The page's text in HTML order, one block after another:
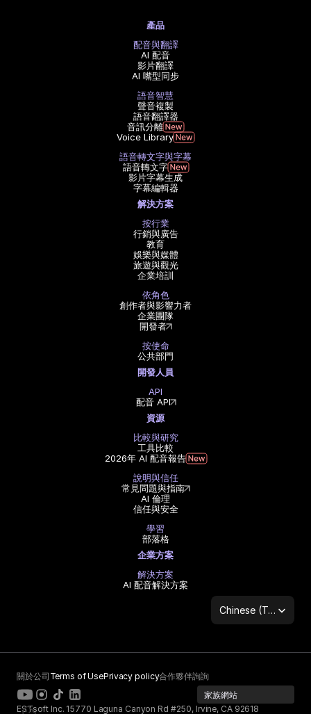
產品
配音與翻譯
AI 配音
影片翻譯
AI 嘴型同步
語音智慧
聲音複製
語音翻譯器
音訊分離
Voice Library
語音轉文字與字幕
語音轉文字
影片字幕生成
字幕編輯器
解決方案
按行業
行銷與廣告
教育
娛樂與媒體
旅遊與觀光
企業培訓
依角色
創作者與影響力者
企業團隊
開發者
按使命
公共部門
開發人員
API
配音 API
資源
比較與研究
工具比較
2026年 AI 配音報告
說明與信任
常見問題與指南
AI 倫理
信任與安全
學習
部落格
企業方案
解決方案
AI 配音解決方案
Select Language
Chinese (Traditional Han)
關於公司 Terms of UsePrivacy policy合作夥伴詢詢
家族網站
ESTsoft Inc. 15770 Laguna Canyon Rd #250, Irvine, CA 92618